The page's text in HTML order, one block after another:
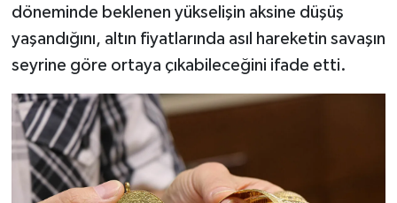
döneminde beklenen yükselişin aksine düşüş
yaşandığını, altın fiyatlarında asıl hareketin savaşın
seyrine göre ortaya çıkabileceğini ifade etti.